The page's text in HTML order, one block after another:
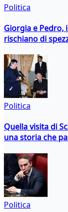
Politica
Giorgia e Pedro,
rischiano di
Politica
Quella visita di
una storia che
Politica